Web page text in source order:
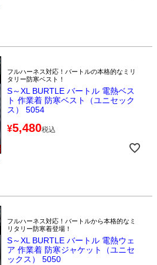
フルハーネス対応！バートルの本格的なミリ
タリー防寒ベスト！
S～XL BURTLE バートル 電熱ベス
ト 作業着 防寒ベスト（ユニセック
ス） 5054
¥5,480税込
フルハーネス対応！バートルから本格的なミ
リタリー防寒着登場！
S～XL BURTLE バートル 電熱ウェ
ア 作業着 防寒ジャケット（ユニセ
ックス） 5050